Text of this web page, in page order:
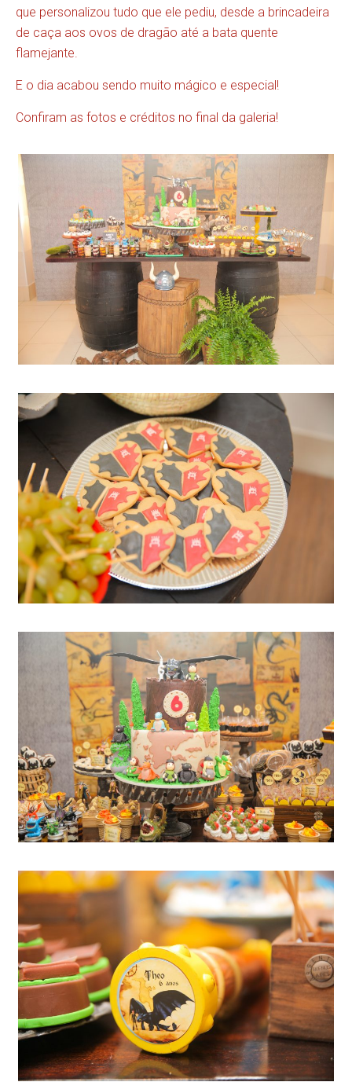
que personalizou tudo que ele pediu, desde a brincadeira
de caça aos ovos de dragão até a bata quente
flamejante.
E o dia acabou sendo muito mágico e especial!
Confiram as fotos e créditos no final da galeria!